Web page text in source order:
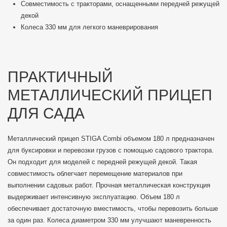
Совместимость с тракторами, оснащенными передней режущей
декой
Колеса 330 мм для легкого маневрирования
ПРАКТИЧНЫЙ
МЕТАЛЛИЧЕСКИЙ ПРИЦЕП
ДЛЯ САДА
Металлический прицеп STIGA Combi объемом 180 л предназначен
для буксировки и перевозки грузов с помощью садового трактора.
Он подходит для моделей с передней режущей декой. Такая
совместимость облегчает перемещение материалов при
выполнении садовых работ. Прочная металлическая конструкция
выдерживает интенсивную эксплуатацию. Объем 180 л
обеспечивает достаточную вместимость, чтобы перевозить больше
за один раз. Колеса диаметром 330 мм улучшают маневренность